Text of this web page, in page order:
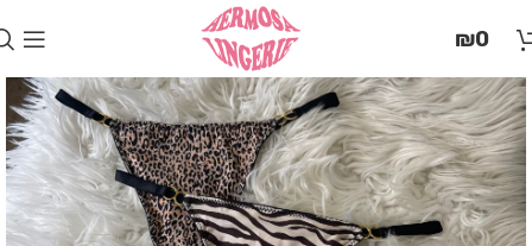
זֶה
מַעֲרֶכֶת
"המרכז
הישראלי
לְהַנְגָּשָׁת
אָתָרִים".
הַמְּסַיַּעַת
₪0